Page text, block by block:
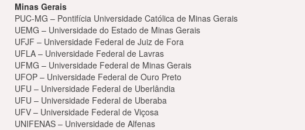
Minas Gerais
PUC-MG – Pontifícia Universidade Católica de Minas Gerais
UEMG – Universidade do Estado de Minas Gerais
UFJF – Universidade Federal de Juiz de Fora
UFLA – Universidade Federal de Lavras
UFMG – Universidade Federal de Minas Gerais
UFOP – Universidade Federal de Ouro Preto
UFU – Universidade Federal de Uberlândia
UFU – Universidade Federal de Uberaba
UFV – Universidade Federal de Viçosa
UNIFENAS – Universidade de Alfenas